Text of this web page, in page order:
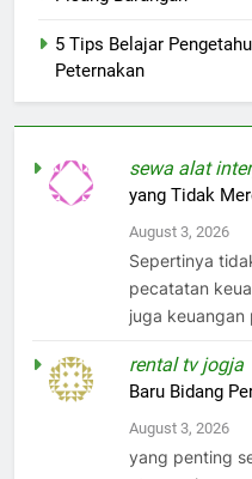
5 Tips Belajar
Peternakan
sewa alat
yang Tidak
August 3, 2026
Sepertinya
pecatatan
juga
rental tv jogja
Baru Bidang
August 3, 2026
yang penting